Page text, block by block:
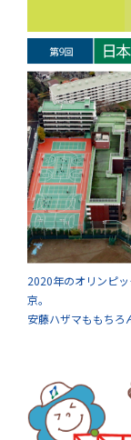
2020年のオリンピ
京。
安藤ハザマももちろ